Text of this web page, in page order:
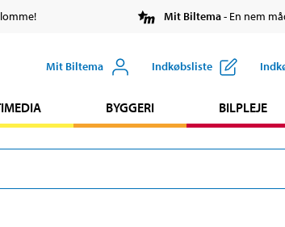
Mit Biltema- En nem
Mit Biltema Indkøbsliste
BYGGERI BILPLEJE